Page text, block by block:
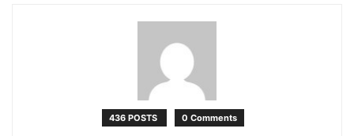
436 POSTS 0 Comments